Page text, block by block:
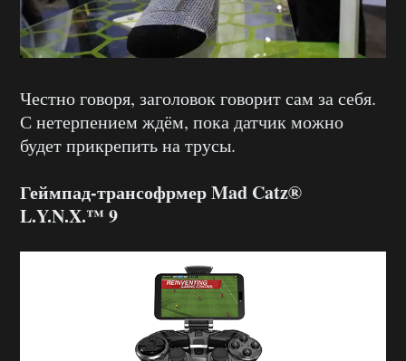
Честно говоря, заголовок говорит сам за себя.
С нетерпением ждём, пока датчик можно
будет прикрепить на трусы.
Геймпад-трансофрмер Mad Catz®
L.Y.N.X.™ 9